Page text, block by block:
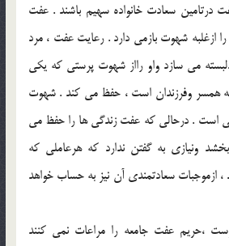
درتامين سعادت خانواده سهيم باشند . عفت
ازغلبه شهوت بازمي دارد . رعايت عفت ، مرد
مي سازد واو رااز شهوت پرستي که يکي
همسر وفرزندان است ، حفظ مي کند . شهوت
است . درحالي که عفت زندگي ها را حفظ مي
ونيازي به گفتن ندارد که هرعاملي که
، ازموجبات سعادتمندي آن نيز به حساب خواهد
،حريم عفت جامعه را مراعات نمي کنند